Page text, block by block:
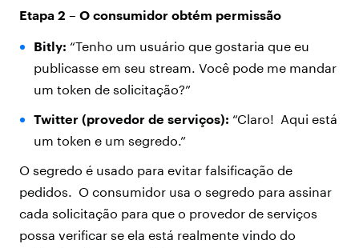
Etapa 2 – O consumidor obtém permissão
Bitly: “Tenho um usuário que gostaria que eu
publicasse em seu stream. Você pode me mandar
um token de solicitação?”
Twitter (provedor de serviços): “Claro! Aqui está
um token e um segredo.”
O segredo é usado para evitar falsificação de
pedidos. O consumidor usa o segredo para assinar
cada solicitação para que o provedor de serviços
possa verificar se ela está realmente vindo do